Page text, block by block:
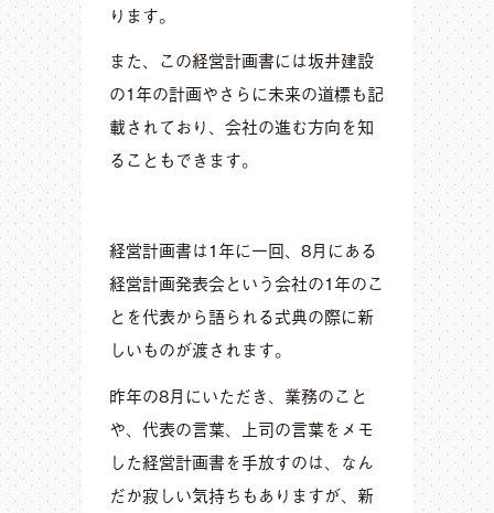
ります。
また、この経営計画書には坂井建設
の1年の計画やさらに未来の道標も記
載されており、会社の進む方向を知
ることもできます。
経営計画書は1年に一回、8月にある
経営計画発表会という会社の1年のこ
とを代表から語られる式典の際に新
しいものが渡されます。
昨年の8月にいただき、業務のこと
や、代表の言葉、上司の言葉をメモ
した経営計画書を手放すのは、なん
だか寂しい気持ちもありますが、新